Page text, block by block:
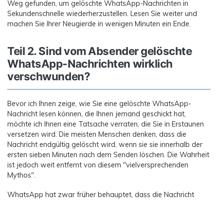
Weg gefunden, um gelöschte WhatsApp-Nachrichten in
Sekundenschnelle wiederherzustellen. Lesen Sie weiter und
machen Sie Ihrer Neugierde in wenigen Minuten ein Ende.
Teil 2. Sind vom Absender gelöschte
WhatsApp-Nachrichten wirklich
verschwunden?
Bevor ich Ihnen zeige, wie Sie eine gelöschte WhatsApp-
Nachricht lesen können, die Ihnen jemand geschickt hat,
möchte ich Ihnen eine Tatsache verraten, die Sie in Erstaunen
versetzen wird. Die meisten Menschen denken, dass die
Nachricht endgültig gelöscht wird, wenn sie sie innerhalb der
ersten sieben Minuten nach dem Senden löschen. Die Wahrheit
ist jedoch weit entfernt von diesem "vielversprechenden
Mythos".
WhatsApp hat zwar früher behauptet, dass die Nachricht